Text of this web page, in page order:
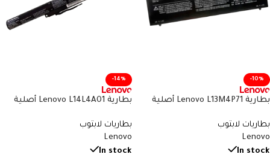
-10%
بطارية Lenovo L13M4P71 أصلية
واط/ساعة
بطاريات لابتوب
Lenovo
In stock
-14%
بطارية Lenovo L14L4A01 أصلية
– سعة 32 واط/ساعة
بطاريات لابتوب
Lenovo
In stock